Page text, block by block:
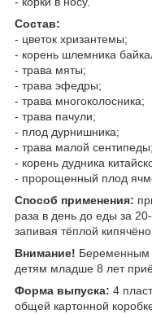
Состав:
- цветок хризантемы;
- корень шлемника
- трава мяты;
- трава эфедры;
- трава многоколосника;
- трава пачули;
- плод дурнишника;
- трава малой сентипеды;
- корень дудника
- пророщенный плод
Способ применения:
раза в день до еды за
запивая тёплой
Внимание! Беременным
детям младше 8 лет
Форма выпуска: 4
общей картонной